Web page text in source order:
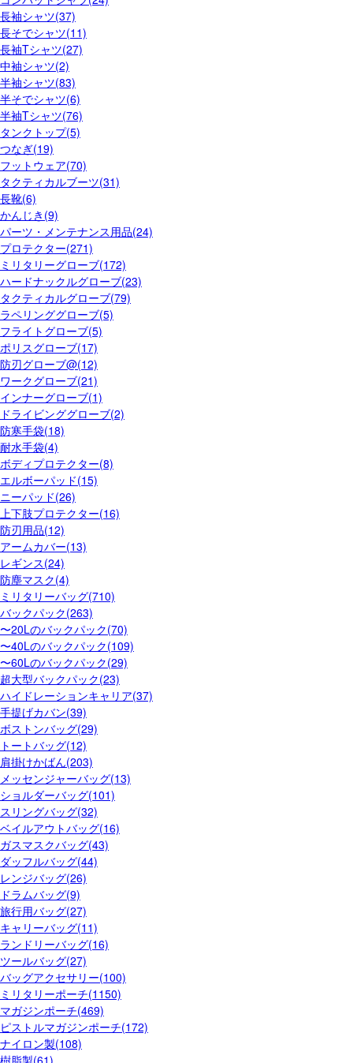
長袖シャツ(37)
長そでシャツ(11)
長袖Tシャツ(27)
中袖シャツ(2)
半袖シャツ(83)
半そでシャツ(6)
半袖Tシャツ(76)
タンクトップ(5)
つなぎ(19)
フットウェア(70)
タクティカルブーツ(31)
長靴(6)
かんじき(9)
パーツ・メンテナンス用品(24)
プロテクター(271)
ミリタリーグローブ(172)
ハードナックルグローブ(23)
タクティカルグローブ(79)
ラペリンググローブ(5)
フライトグローブ(5)
ポリスグローブ(17)
防刃グローブ@(12)
ワークグローブ(21)
インナーグローブ(1)
ドライビンググローブ(2)
防寒手袋(18)
耐水手袋(4)
ボディプロテクター(8)
エルボーパッド(15)
ニーパッド(26)
上下肢プロテクター(16)
防刃用品(12)
アームカバー(13)
レギンス(24)
防塵マスク(4)
ミリタリーバッグ(710)
バックパック(263)
〜20Lのバックパック(70)
〜40Lのバックパック(109)
〜60Lのバックパック(29)
超大型バックパック(23)
ハイドレーションキャリア(37)
手提げカバン(39)
ボストンバッグ(29)
トートバッグ(12)
肩掛けかばん(203)
メッセンジャーバッグ(13)
ショルダーバッグ(101)
スリングバッグ(32)
ベイルアウトバッグ(16)
ガスマスクバッグ(43)
ダッフルバッグ(44)
レンジバッグ(26)
ドラムバッグ(9)
旅行用バッグ(27)
キャリーバッグ(11)
ランドリーバッグ(16)
ツールバッグ(27)
バッグアクセサリー(100)
ミリタリーポーチ(1150)
マガジンポーチ(469)
ピストルマガジンポーチ(172)
ナイロン製(108)